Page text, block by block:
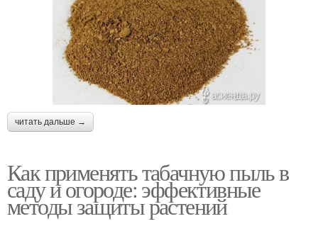
читать дальше →
Как применять табачную пыль в
саду и огороде: эффективные
методы защиты растений